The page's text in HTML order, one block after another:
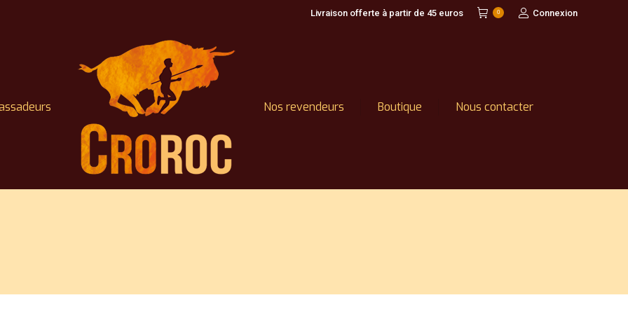
Livraison offerte à partir de 45 euros 0 Connexion
Nos revendeurs Boutique Nous contacter